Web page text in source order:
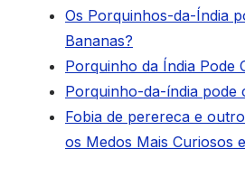
Os Porquinhos-da-Índia
Bananas?
Porquinho da Índia Pode
Porquinho-da-índia pode
Fobia de perereca e
os Medos Mais Curiosos